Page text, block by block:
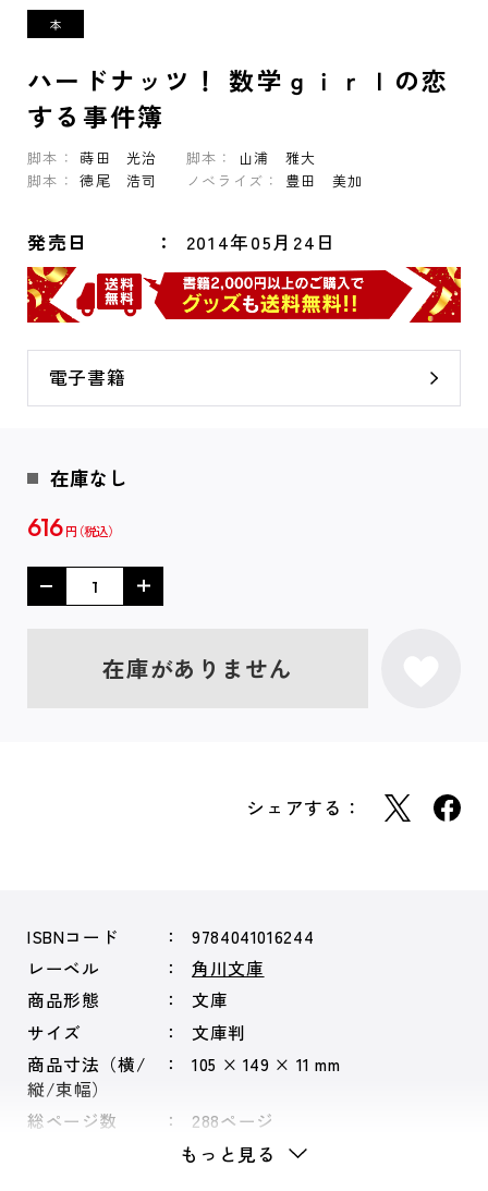
ハードナッツ！ 数学ｇｉｒｌの恋
する事件簿
脚本： 蒔田 光治 脚本：
山浦 雅大
脚本： 徳尾 浩司 ノベライズ： 豊田 美加
発売日 2014年05月24日
電子書籍
在庫なし
616 円
在庫がありません
シェアする：
ISBNコード
9784041016244
レーベル
角川文庫
商品形態
文庫
サイズ
文庫判
商品寸法（横/
縦/束幅）
105 × 149 × 11 mm
総ページ数 288ページ
もっと見る